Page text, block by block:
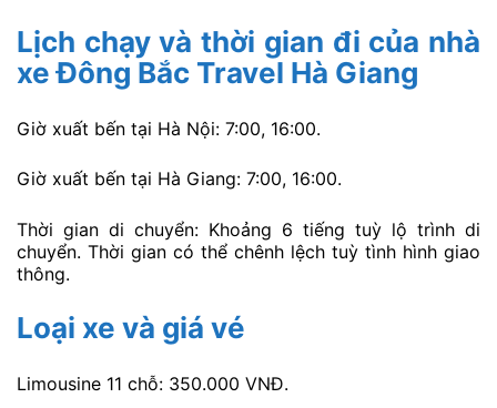
Lịch chạy và thời gian đi của nhà
xe Đông Bắc Travel Hà Giang
Giờ xuất bến tại Hà Nội: 7:00, 16:00.
Giờ xuất bến tại Hà Giang: 7:00, 16:00.
Thời gian di chuyển: Khoảng 6 tiếng tuỳ lộ trình di
chuyển. Thời gian có thể chênh lệch tuỳ tình hình giao
thông.
Loại xe và giá vé
Limousine 11 chỗ: 350.000 VNĐ.